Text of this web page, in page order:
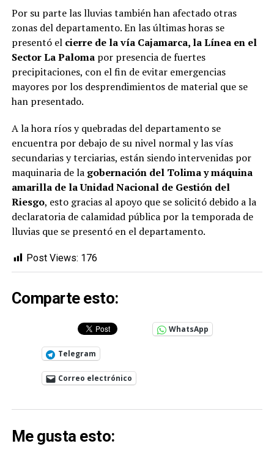
Por su parte las lluvias también han afectado otras
zonas del departamento. En las últimas horas se
presentó el cierre de la vía Cajamarca, la Línea en el
Sector La Paloma por presencia de fuertes
precipitaciones, con el fin de evitar emergencias
mayores por los desprendimientos de material que se
han presentado.
A la hora ríos y quebradas del departamento se
encuentra por debajo de su nivel normal y las vías
secundarias y terciarias, están siendo intervenidas por
maquinaria de la gobernación del Tolima y máquina
amarilla de la Unidad Nacional de Gestión del
Riesgo, esto gracias al apoyo que se solicitó debido a la
declaratoria de calamidad pública por la temporada de
lluvias que se presentó en el departamento.
Post Views: 176
Comparte esto:
WhatsApp
Telegram
Correo electrónico
Me gusta esto: